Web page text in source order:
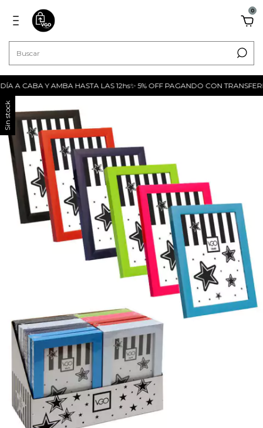
0
CABA Y AMBA HASTA LAS 12hs✨ 5% OFF PAGANDO CON
Sin stock